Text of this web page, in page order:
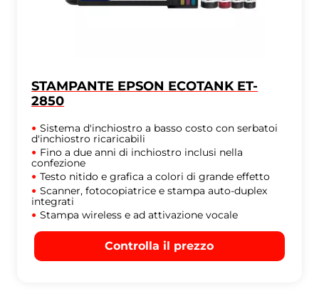
STAMPANTE EPSON ECOTANK ET-
2850
Sistema d'inchiostro a basso costo con serbatoi
d'inchiostro ricaricabili
Fino a due anni di inchiostro inclusi nella
confezione
Testo nitido e grafica a colori di grande effetto
Scanner, fotocopiatrice e stampa auto-duplex
integrati
Stampa wireless e ad attivazione vocale
Controlla il prezzo